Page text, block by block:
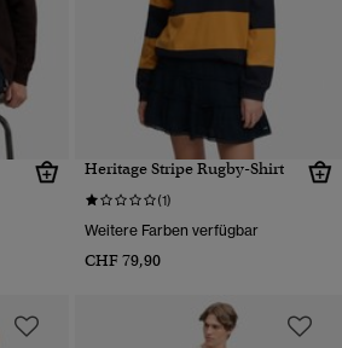
Heritage Stripe Rugby-Shirt
(1)
Weitere Farben verfügbar
CHF 79,90